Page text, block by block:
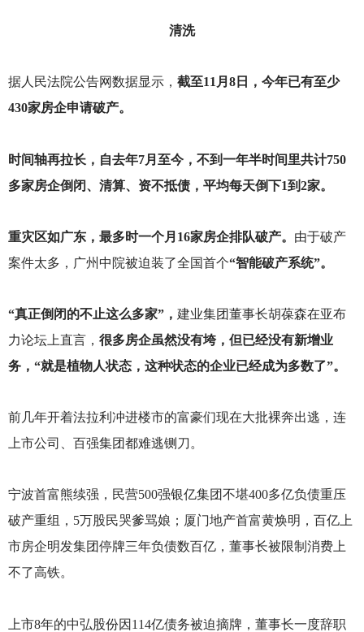
清洗
据人民法院公告网数据显示， 截至11月8日，今年已有至少
430家房企申请破产。
时间轴再拉长，自去年7月至今，不到一年半时间里共计750
多家房企倒闭、清算、资不抵债，平均每天倒下1到2家。
重灾区如广东，最多时一个月16家房企排队破产。 由于破产
案件太多，广州中院被迫装了全国首个“智能破产系统”。
“真正倒闭的不止这么多家”， 建业集团董事长胡葆森在亚布
力论坛上直言， 很多房企虽然没有垮，但已经没有新增业
务，“就是植物人状态，这种状态的企业已经成为多数了”。
前几年开着法拉利冲进楼市的富豪们现在大批裸奔出逃，连
上市公司、百强集团都难逃铡刀。
宁波首富熊续强，民营500强银亿集团不堪400多亿负债重压
破产重组，5万股民哭爹骂娘；厦门地产首富黄焕明，百亿上
市房企明发集团停牌三年负债数百亿，董事长被限制消费上
不了高铁。
上市8年的中弘股份因114亿债务被迫摘牌，董事长一度辞职